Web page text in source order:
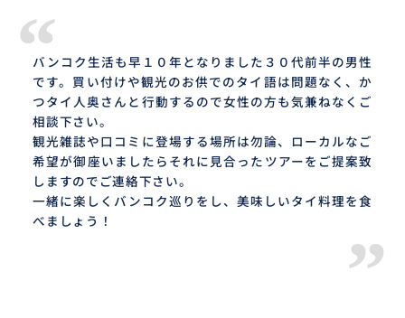
“
バンコク生活も早１０年となりました３０代前半の男性
です。買い付けや観光のお供でのタイ語は問題なく、か
つタイ人奥さんと行動するので女性の方も気兼ねなくご
相談下さい。
観光雑誌や口コミに登場する場所は勿論、ローカルなご
希望が御座いましたらそれに見合ったツアーをご提案致
しますのでご連絡下さい。
一緒に楽しくバンコク巡りをし、美味しいタイ料理を食
べましょう！
”